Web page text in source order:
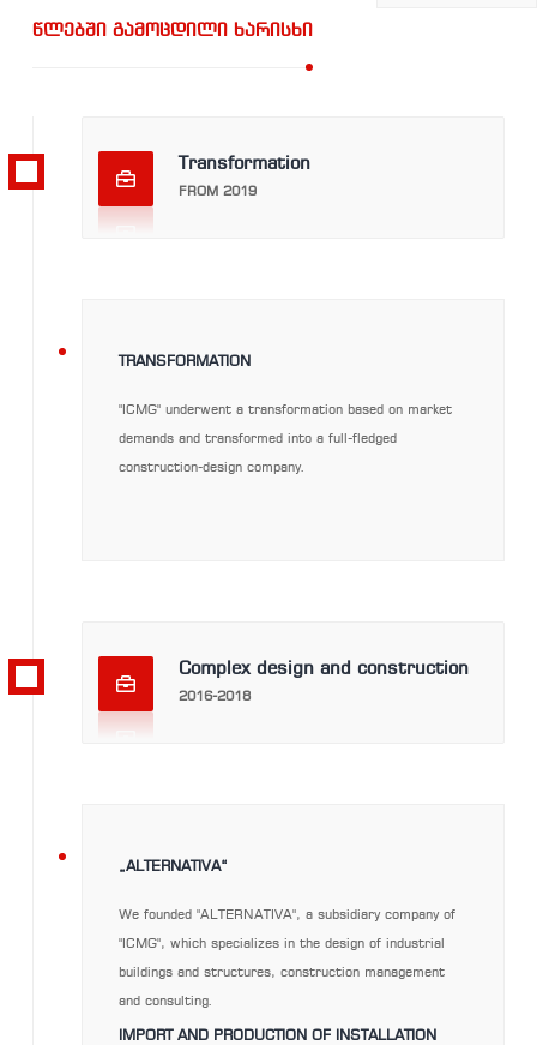
წლებში გამოცდილი ხარისხი
Transformation
FROM 2019
FROM
2019
TRANSFORMATION
"ICMG" underwent a transformation based on market
demands and transformed into a full-fledged
construction-design company.
Complex design and construction
2016-2018
2016-
2018
„ALTERNATIVA“
We founded "ALTERNATIVA", a subsidiary company of
"ICMG", which specializes in the design of industrial
buildings and structures, construction management
and consulting.
IMPORT AND PRODUCTION OF INSTALLATION